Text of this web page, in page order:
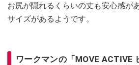
お尻が隠れるくらいの丈も安心感が
サイズがあるようです。
ワークマンの「MOVE ACTIVE